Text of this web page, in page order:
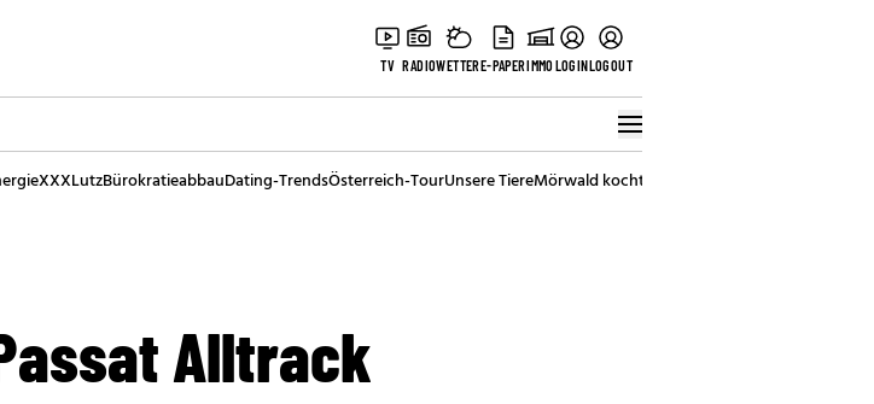
TV RADIOWETTERE-PAPERIMMOLOGINLOGOUT
XXXLutzBürokratieabbauDating-TrendsÖsterreich-TourUnsere TiereMörwald kocht
Alltrack